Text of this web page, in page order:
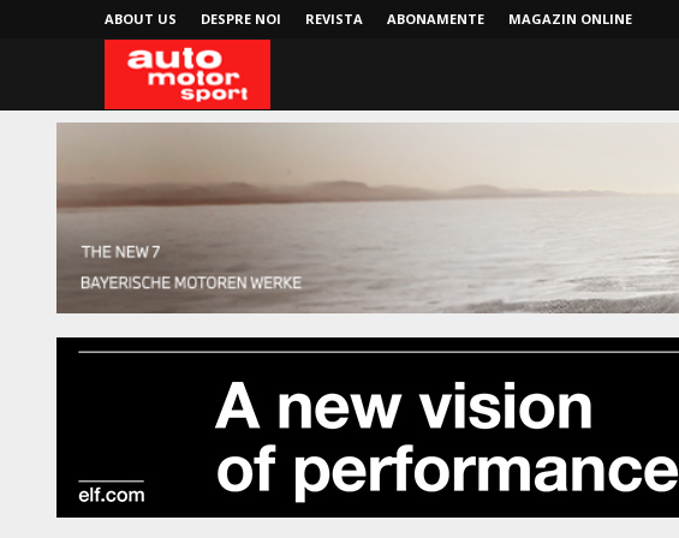
ABOUT US DESPRE NOI REVISTA ABONAMENTE MAGAZIN ONLINE